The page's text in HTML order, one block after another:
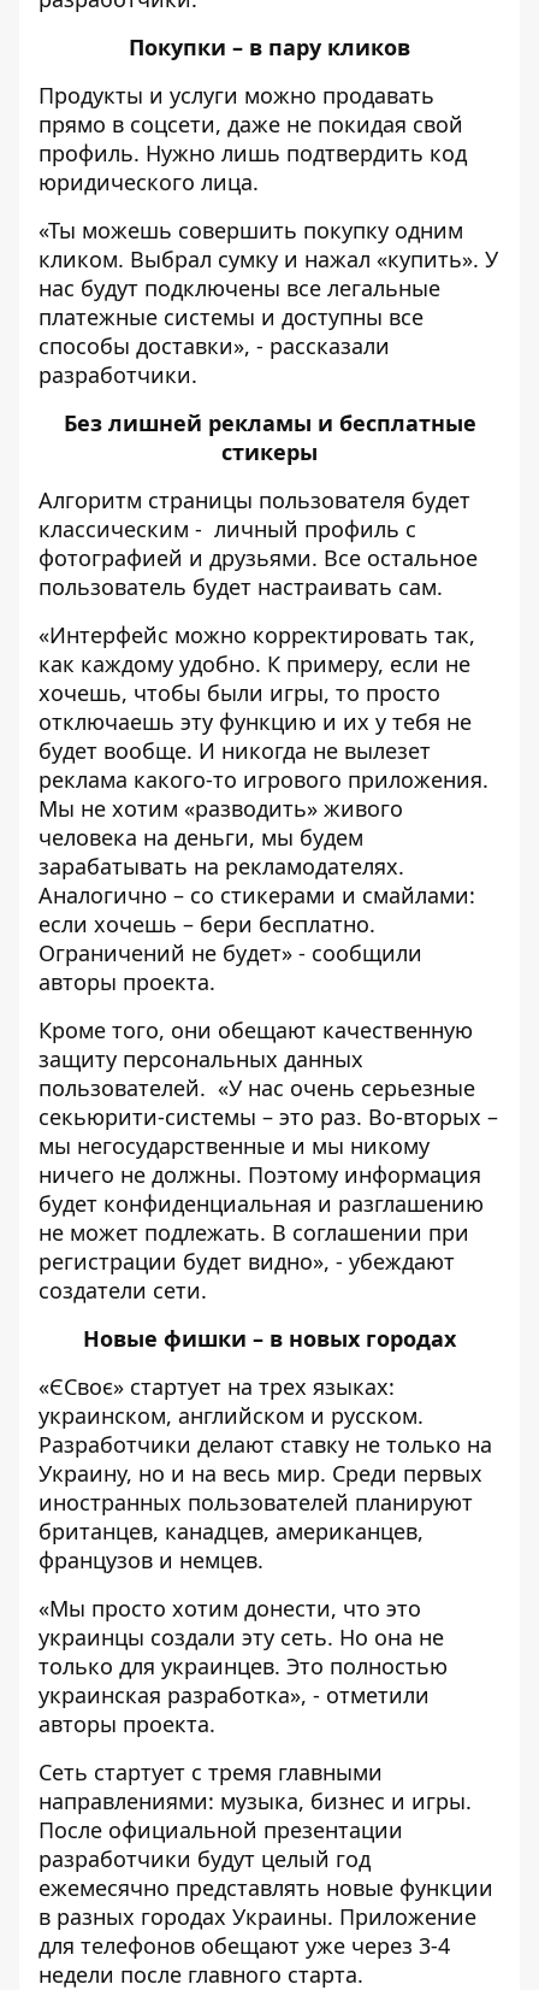
Покупки – в пару кликов
Продукты и услуги можно продавать
прямо в соцсети, даже не покидая свой
профиль. Нужно лишь подтвердить код
юридического лица.
«Ты можешь совершить покупку одним
кликом. Выбрал сумку и нажал «купить». У
нас будут подключены все легальные
платежные системы и доступны все
способы доставки», - рассказали
разработчики.
Без лишней рекламы и бесплатные
стикеры
Алгоритм страницы пользователя будет
классическим - личный профиль с
фотографией и друзьями. Все остальное
пользователь будет настраивать сам.
«Интерфейс можно корректировать так,
как каждому удобно. К примеру, если не
хочешь, чтобы были игры, то просто
отключаешь эту функцию и их у тебя не
будет вообще. И никогда не вылезет
реклама какого-то игрового приложения.
Мы не хотим «разводить» живого
человека на деньги, мы будем
зарабатывать на рекламодателях.
Аналогично – со стикерами и смайлами:
если хочешь – бери бесплатно.
Ограничений не будет» - сообщили
авторы проекта.
Кроме того, они обещают качественную
защиту персональных данных
пользователей. «У нас очень серьезные
секьюрити-системы – это раз. Во-вторых –
мы негосударственные и мы никому
ничего не должны. Поэтому информация
будет конфиденциальная и разглашению
не может подлежать. В соглашении при
регистрации будет видно», - убеждают
создатели сети.
Новые фишки – в новых городах
«ЄСвоє» стартует на трех языках:
украинском, английском и русском.
Разработчики делают ставку не только на
Украину, но и на весь мир. Среди первых
иностранных пользователей планируют
британцев, канадцев, американцев,
французов и немцев.
«Мы просто хотим донести, что это
украинцы создали эту сеть. Но она не
только для украинцев. Это полностью
украинская разработка», - отметили
авторы проекта.
Сеть стартует с тремя главными
направлениями: музыка, бизнес и игры.
После официальной презентации
разработчики будут целый год
ежемесячно представлять новые функции
в разных городах Украины. Приложение
для телефонов обещают уже через 3-4
недели после главного старта.